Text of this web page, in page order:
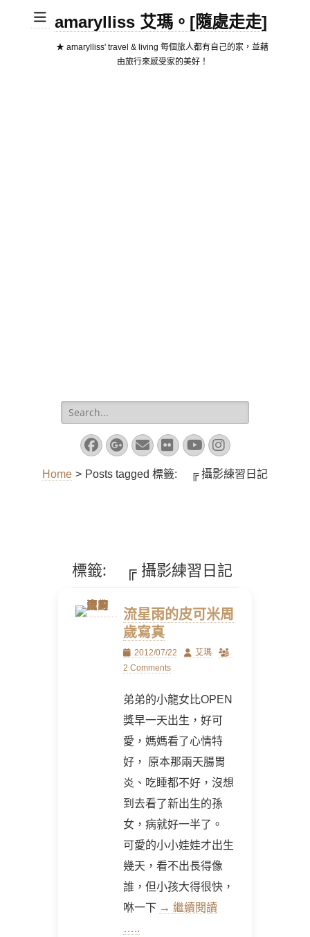
amarylliss 艾瑪。[隨處走走]
★ amarylliss' travel & living 每個旅人都有自己的家，並藉
由旅行來感受家的美好！
Search
for:
Facebook
Googleplus
EmailFlickrYouTube
Instagram
Home > Posts tagged 標籤: ╔ 攝影練習日記
標籤: ╔ 攝影練習日記
流星雨的皮可米周
歲寫真
Posted
on
2012/07/22 Author
艾瑪
2 Comments
弟弟的小龍女比OPEN
獎早一天出生，好可
愛，媽媽看了心情特
好， 原本那兩天腸胃
炎、吃睡都不好，沒想
到去看了新出生的孫
女，病就好一半了。
可愛的小小娃娃才出生
幾天，看不出長得像
誰，但小孩大得很快，
咻一下 → 繼續閱讀
…..